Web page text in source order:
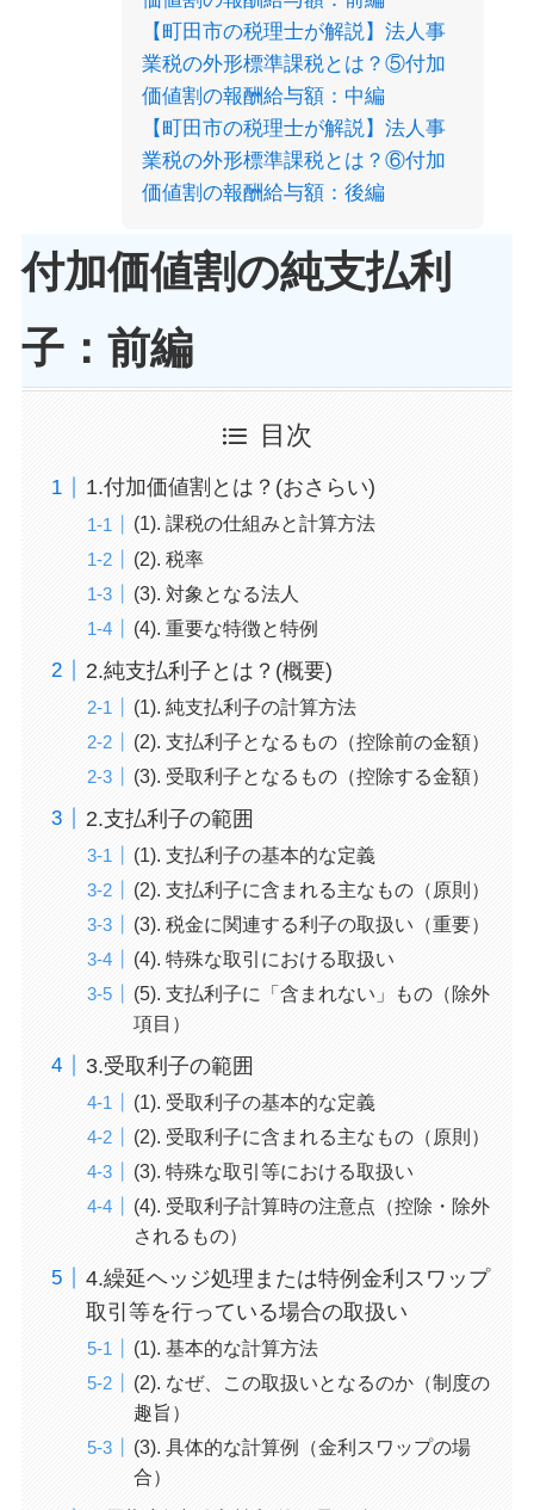
【町田市の税理士が解説】法人事
業税の外形標準課税とは？⑤付加
価値割の報酬給与額：中編
【町田市の税理士が解説】法人事
業税の外形標準課税とは？⑥付加
価値割の報酬給与額：後編
付加価値割の純支払利
子：前編
目次
1.付加価値割とは？(おさらい)
(1). 課税の仕組みと計算方法
(2). 税率
(3). 対象となる法人
(4). 重要な特徴と特例
2.純支払利子とは？(概要)
(1). 純支払利子の計算方法
(2). 支払利子となるもの（控除前の金額）
(3). 受取利子となるもの（控除する金額）
2.支払利子の範囲
(1). 支払利子の基本的な定義
(2). 支払利子に含まれる主なもの（原則）
(3). 税金に関連する利子の取扱い（重要）
(4). 特殊な取引における取扱い
(5). 支払利子に「含まれない」もの（除外
項目）
3.受取利子の範囲
(1). 受取利子の基本的な定義
(2). 受取利子に含まれる主なもの（原則）
(3). 特殊な取引等における取扱い
(4). 受取利子計算時の注意点（控除・除外
されるもの）
4.繰延ヘッジ処理または特例金利スワップ
取引等を行っている場合の取扱い
(1). 基本的な計算方法
(2). なぜ、この取扱いとなるのか（制度の
趣旨）
(3). 具体的な計算例（金利スワップの場
合）